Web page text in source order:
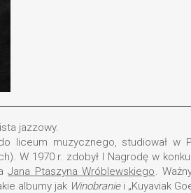
jazzowy.
liceum muzycznego, studiował
W 1970 r. zdobył I Nagrodę w
Jana Ptaszyna Wróblewskiego.
albumy jak Winobraniei „Kuyaviak